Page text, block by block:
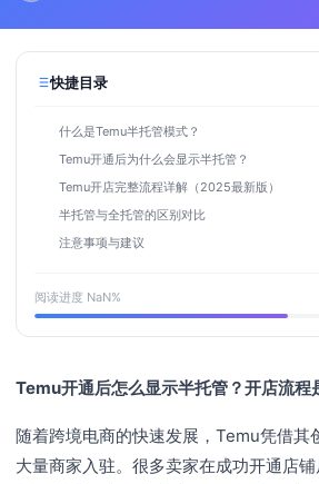
快捷目录
什么是Temu半托管模式？
Temu开通后为什么会显示半托管？
Temu开店完整流程详解（2025最新版）
半托管与全托管的区别对比
注意事项与建议
阅读进度 NaN%
Temu开通后怎么显示半托管？开店流程
随着跨境电商的快速发展，Temu凭借其
大量商家入驻。很多卖家在成功开通店